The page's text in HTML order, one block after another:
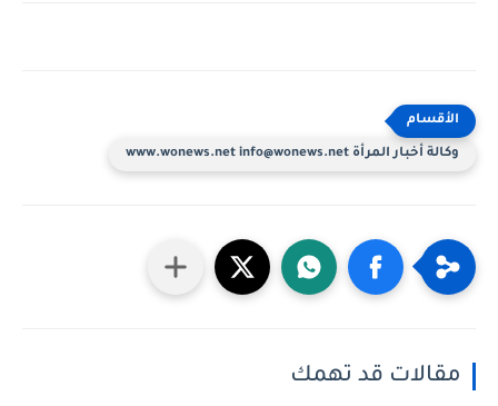
وكالة أخبار المرأة www.wonews.net info@wonews.net
مقالات قد تهمك